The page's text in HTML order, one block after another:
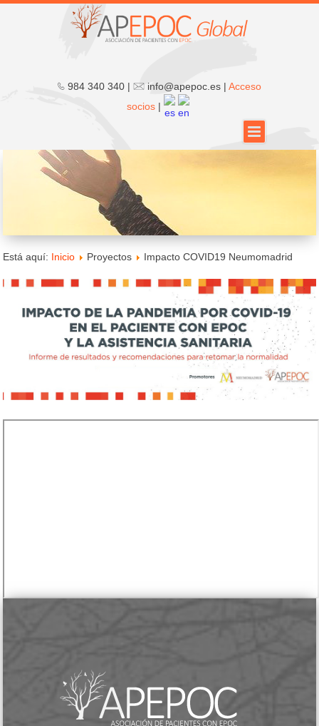
984 340 340 | info@apepoc.es |Acceso
socios |
Está aquí: Inicio Proyectos Impacto COVID19 Neumomadrid